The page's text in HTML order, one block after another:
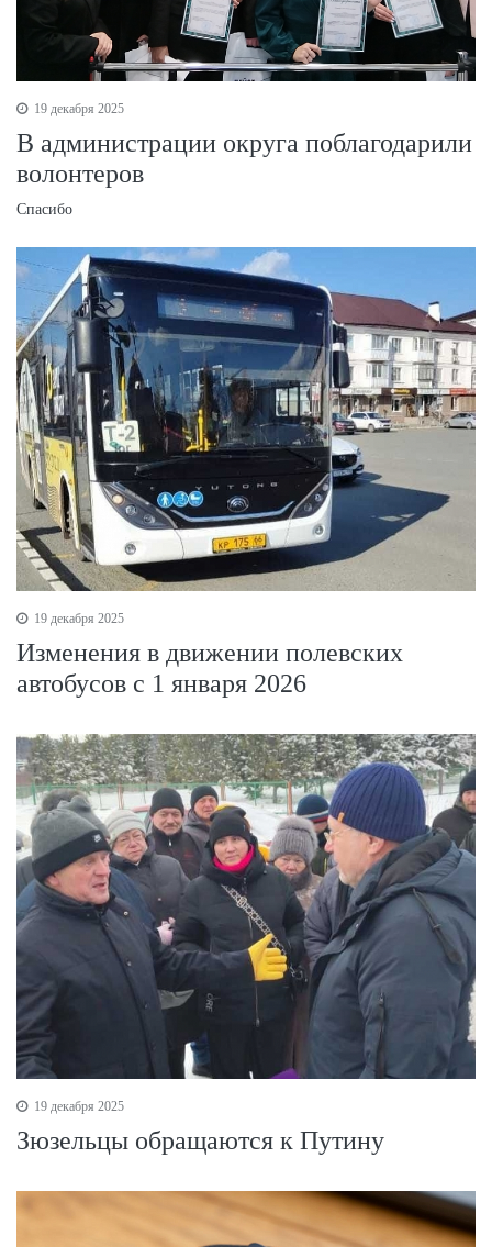
19 декабря 2025
В администрации округа поблагодарили
волонтеров
Спасибо
19 декабря 2025
Изменения в движении полевских
автобусов с 1 января 2026
19 декабря 2025
Зюзельцы обращаются к Путину